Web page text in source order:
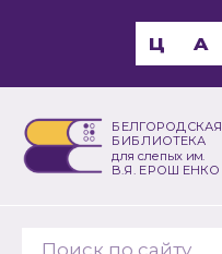
БЕЛГОРОДСКАЯ
БИБЛИОТЕКА
для слепых им.
В.Я. ЕРОШЕНКО
Ц A